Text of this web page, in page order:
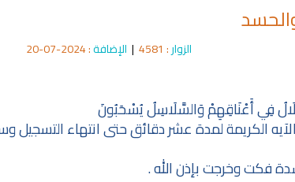
الزوار: 4581
| الإضافة: 2024-07-20
فِي أَعْنَاقِهِمْ وَالسَّلَاسِلُ يُسْحَبُونَ
الكريمة لمدة عشر دقائق حتى انتهاء التسجيل
فكت وخرجت بإذن الله .